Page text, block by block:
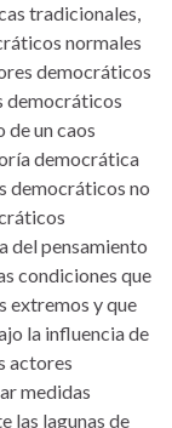
tradicionales,
normales
democráticos
democráticos
de un caos
democrática
democráticos no
del pensamiento
condiciones que
extremos y que
la influencia de
actores
medidas
las lagunas de